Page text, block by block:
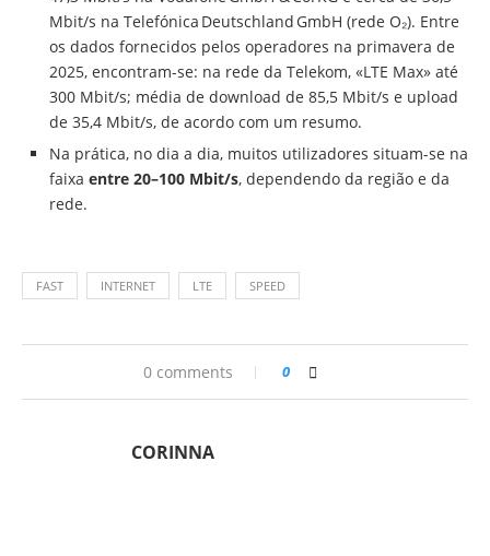
Mbit/s na Telefónica Deutschland GmbH (rede O₂). Entre
os dados fornecidos pelos operadores na primavera de
2025, encontram-se: na rede da Telekom, «LTE Max» até
300 Mbit/s; média de download de 85,5 Mbit/s e upload
de 35,4 Mbit/s, de acordo com um resumo.
Na prática, no dia a dia, muitos utilizadores situam-se na
faixa entre 20–100 Mbit/s, dependendo da região e da
rede.
FAST INTERNET LTE SPEED
0 comments 0
CORINNA